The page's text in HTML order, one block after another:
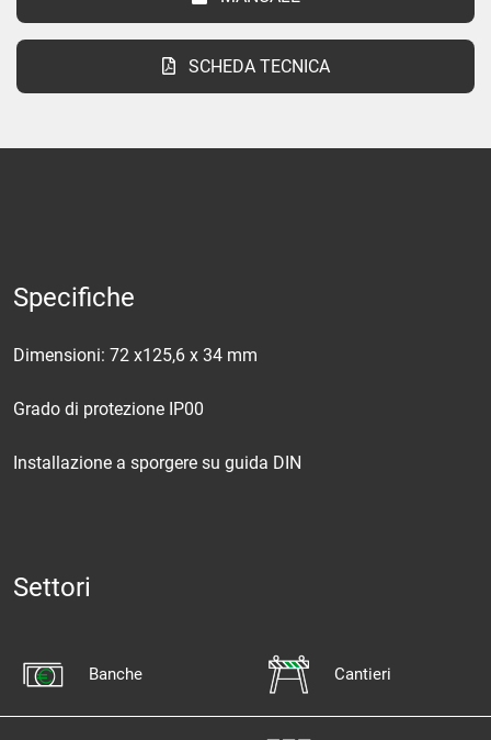
SCHEDA TECNICA
Specifiche
Dimensioni: 72 x125,6 x 34 mm
Grado di protezione IP00
Installazione a sporgere su guida DIN
Settori
Banche Cantieri